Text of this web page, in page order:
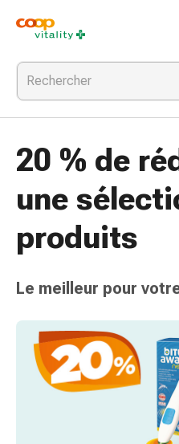
Médicaments
et
santé
Grippe
et
Refroidissement
pour
la
gorge
Médicaments
contre
la
et
rhume
Maux
de
gorge
20 % de
une
produits
Le meilleur pour